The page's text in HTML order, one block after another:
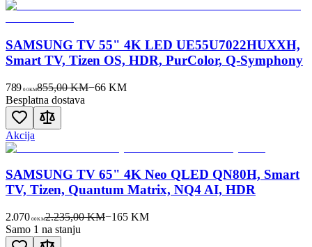
SAMSUNG TV 55" 4K LED UE55U7022HUXXH,
Smart TV, Tizen OS, HDR, PurColor, Q-Symphony
789 00KM855,00 KM−66 KM
Besplatna dostava
Akcija
SAMSUNG TV 65" 4K Neo QLED QN80H, Smart
TV, Tizen, Quantum Matrix, NQ4 AI, HDR
2.070 00KM2.235,00 KM−165KM
Samo 1 na stanju